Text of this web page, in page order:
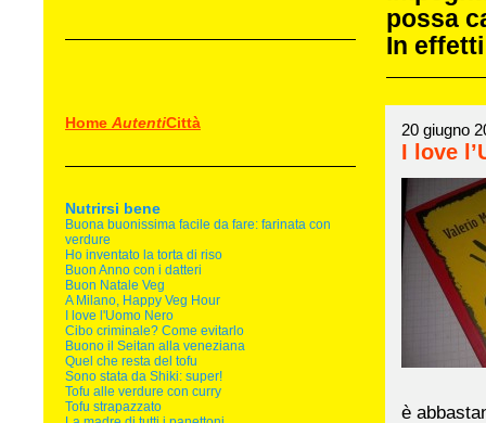
possa
In
Home AutentiCittà
Nutrirsi bene
Buona buonissima facile da fare: farinata con
verdure
Ho inventato la torta di riso
Buon Anno con i datteri
Buon Natale Veg
A Milano, Happy Veg Hour
I love l'Uomo Nero
Cibo criminale? Come evitarlo
Buono il Seitan alla veneziana
Quel che resta del tofu
Sono stata da Shiki: super!
Tofu alle verdure con curry
Tofu strapazzato
20 giugno
I love
è